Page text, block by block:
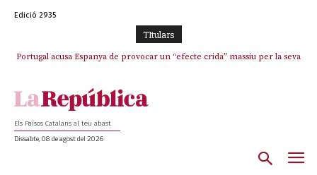
Edició 2935
TItulars
Portugal acusa Espanya de provocar un “efecte crida” massiu per la seva
El col·lapse de l’operació de Marc Puigtió a Girona: desbandada de
Els Països Catalans al teu abast
Dissabte, 08 de agost del 2026